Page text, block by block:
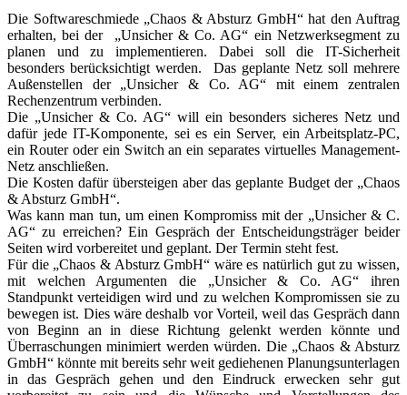
Die Softwareschmiede „Chaos & Absturz GmbH“ hat den Auftrag
erhalten, bei der „Unsicher & Co. AG“ ein Netzwerksegment zu
planen und zu implementieren. Dabei soll die IT-Sicherheit
besonders berücksichtigt werden. Das geplante Netz soll mehrere
Außenstellen der „Unsicher & Co. AG“ mit einem zentralen
Rechenzentrum verbinden.
Die „Unsicher & Co. AG“ will ein besonders sicheres Netz und
dafür jede IT-Komponente, sei es ein Server, ein Arbeitsplatz-PC,
ein Router oder ein Switch an ein separates virtuelles Management-
Netz anschließen.
Die Kosten dafür übersteigen aber das geplante Budget der „Chaos
& Absturz GmbH“.
Was kann man tun, um einen Kompromiss mit der „Unsicher & C.
AG“ zu erreichen? Ein Gespräch der Entscheidungsträger beider
Seiten wird vorbereitet und geplant. Der Termin steht fest.
Für die „Chaos & Absturz GmbH“ wäre es natürlich gut zu wissen,
mit welchen Argumenten die „Unsicher & Co. AG“ ihren
Standpunkt verteidigen wird und zu welchen Kompromissen sie zu
bewegen ist. Dies wäre deshalb vor Vorteil, weil das Gespräch dann
von Beginn an in diese Richtung gelenkt werden könnte und
Überraschungen minimiert werden würden. Die „Chaos & Absturz
GmbH“ könnte mit bereits sehr weit gediehenen Planungsunterlagen
in das Gespräch gehen und den Eindruck erwecken sehr gut